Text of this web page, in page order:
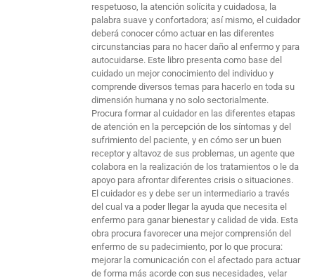
respetuoso, la atención solícita y cuidadosa, la
palabra suave y confortadora; así mismo, el cuidador
deberá conocer cómo actuar en las diferentes
circunstancias para no hacer daño al enfermo y para
autocuidarse. Este libro presenta como base del
cuidado un mejor conocimiento del individuo y
comprende diversos temas para hacerlo en toda su
dimensión humana y no solo sectorialmente.
Procura formar al cuidador en las diferentes etapas
de atención en la percepción de los síntomas y del
sufrimiento del paciente, y en cómo ser un buen
receptor y altavoz de sus problemas, un agente que
colabora en la realización de los tratamientos o le da
apoyo para afrontar diferentes crisis o situaciones.
El cuidador es y debe ser un intermediario a través
del cual va a poder llegar la ayuda que necesita el
enfermo para ganar bienestar y calidad de vida. Esta
obra procura favorecer una mejor comprensión del
enfermo de su padecimiento, por lo que procura:
mejorar la comunicación con el afectado para actuar
de forma más acorde con sus necesidades, velar